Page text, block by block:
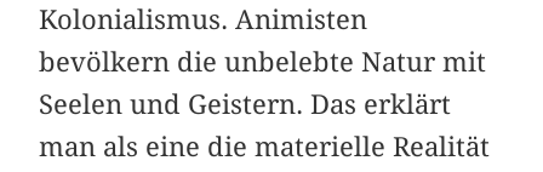
Kolonialismus. Animisten
bevölkern die unbelebte Natur mit
Seelen und Geistern. Das erklärt
man als eine die materielle Realität